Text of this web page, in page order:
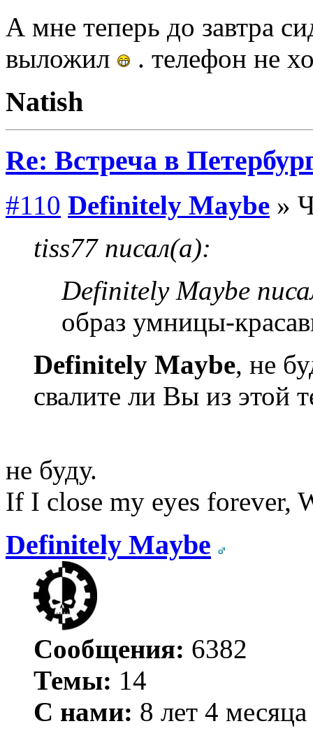
А мне теперь до завтра
выложил
. телефон не
Natish
Re: Встреча в
#110 Definitely Maybe »
tiss77 писал(а):
Definitely Maybe
образ умницы-
Definitely Maybe, не
свалите ли Вы из этой
не буду.
If I close my eyes forever,
Definitely Maybe
Сообщения: 6382
Темы: 14
С нами: 8 лет 4 месяца